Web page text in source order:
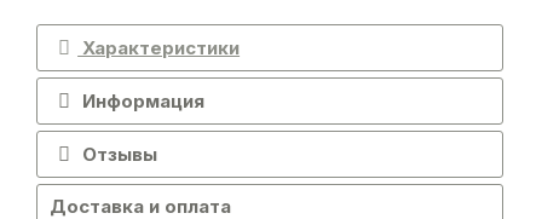
Характеристики
Информация
Отзывы
Доставка и оплата